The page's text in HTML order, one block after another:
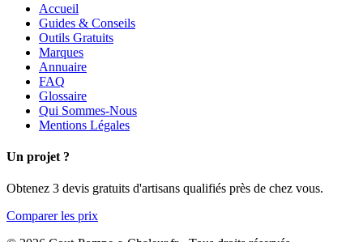
Accueil
Guides & Conseils
Outils Gratuits
Marques
Annuaire
FAQ
Glossaire
Qui Sommes-Nous
Mentions Légales
Un projet ?
Obtenez 3 devis gratuits d'artisans qualifiés près de chez vous.
Comparer les prix